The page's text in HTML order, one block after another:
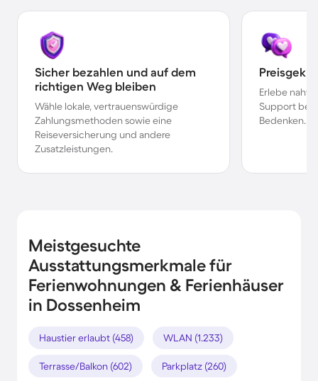
Sicher bezahlen und auf dem
richtigen Weg bleiben
Wähle lokale, vertrauenswürdige
Zahlungsmethoden sowie eine
Reiseversicherung und andere
Zusatzleistungen.
Erlebe
Support bei
Bedenken.
Meistgesuchte
Ausstattungsmerkmale für
Ferienwohnungen & Ferienhäuser
in Dossenheim
Haustier erlaubt (458) WLAN (1.233)
Terrasse/Balkon (602) Parkplatz (260)